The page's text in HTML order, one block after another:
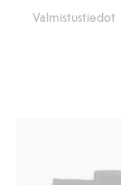
Valmistustiedot